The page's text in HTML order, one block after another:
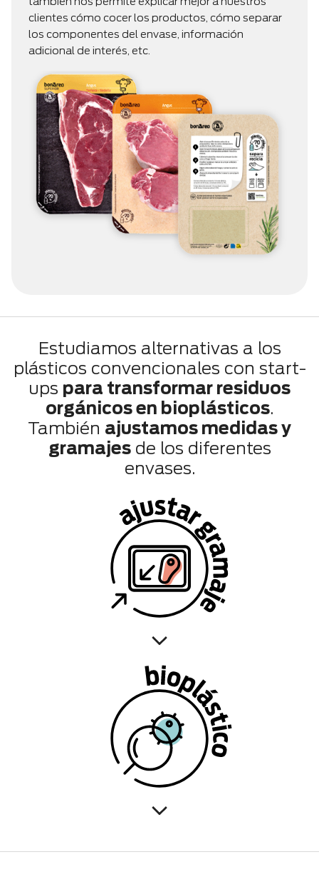
clientes cómo cocer los productos, cómo separar
los componentes del envase, información
adicional de interés, etc.
Estudiamos alternativas a los
plásticos convencionales con start-
ups para transformar residuos
orgánicos en bioplásticos.
También ajustamos medidas y
gramajesde los diferentes
envases.